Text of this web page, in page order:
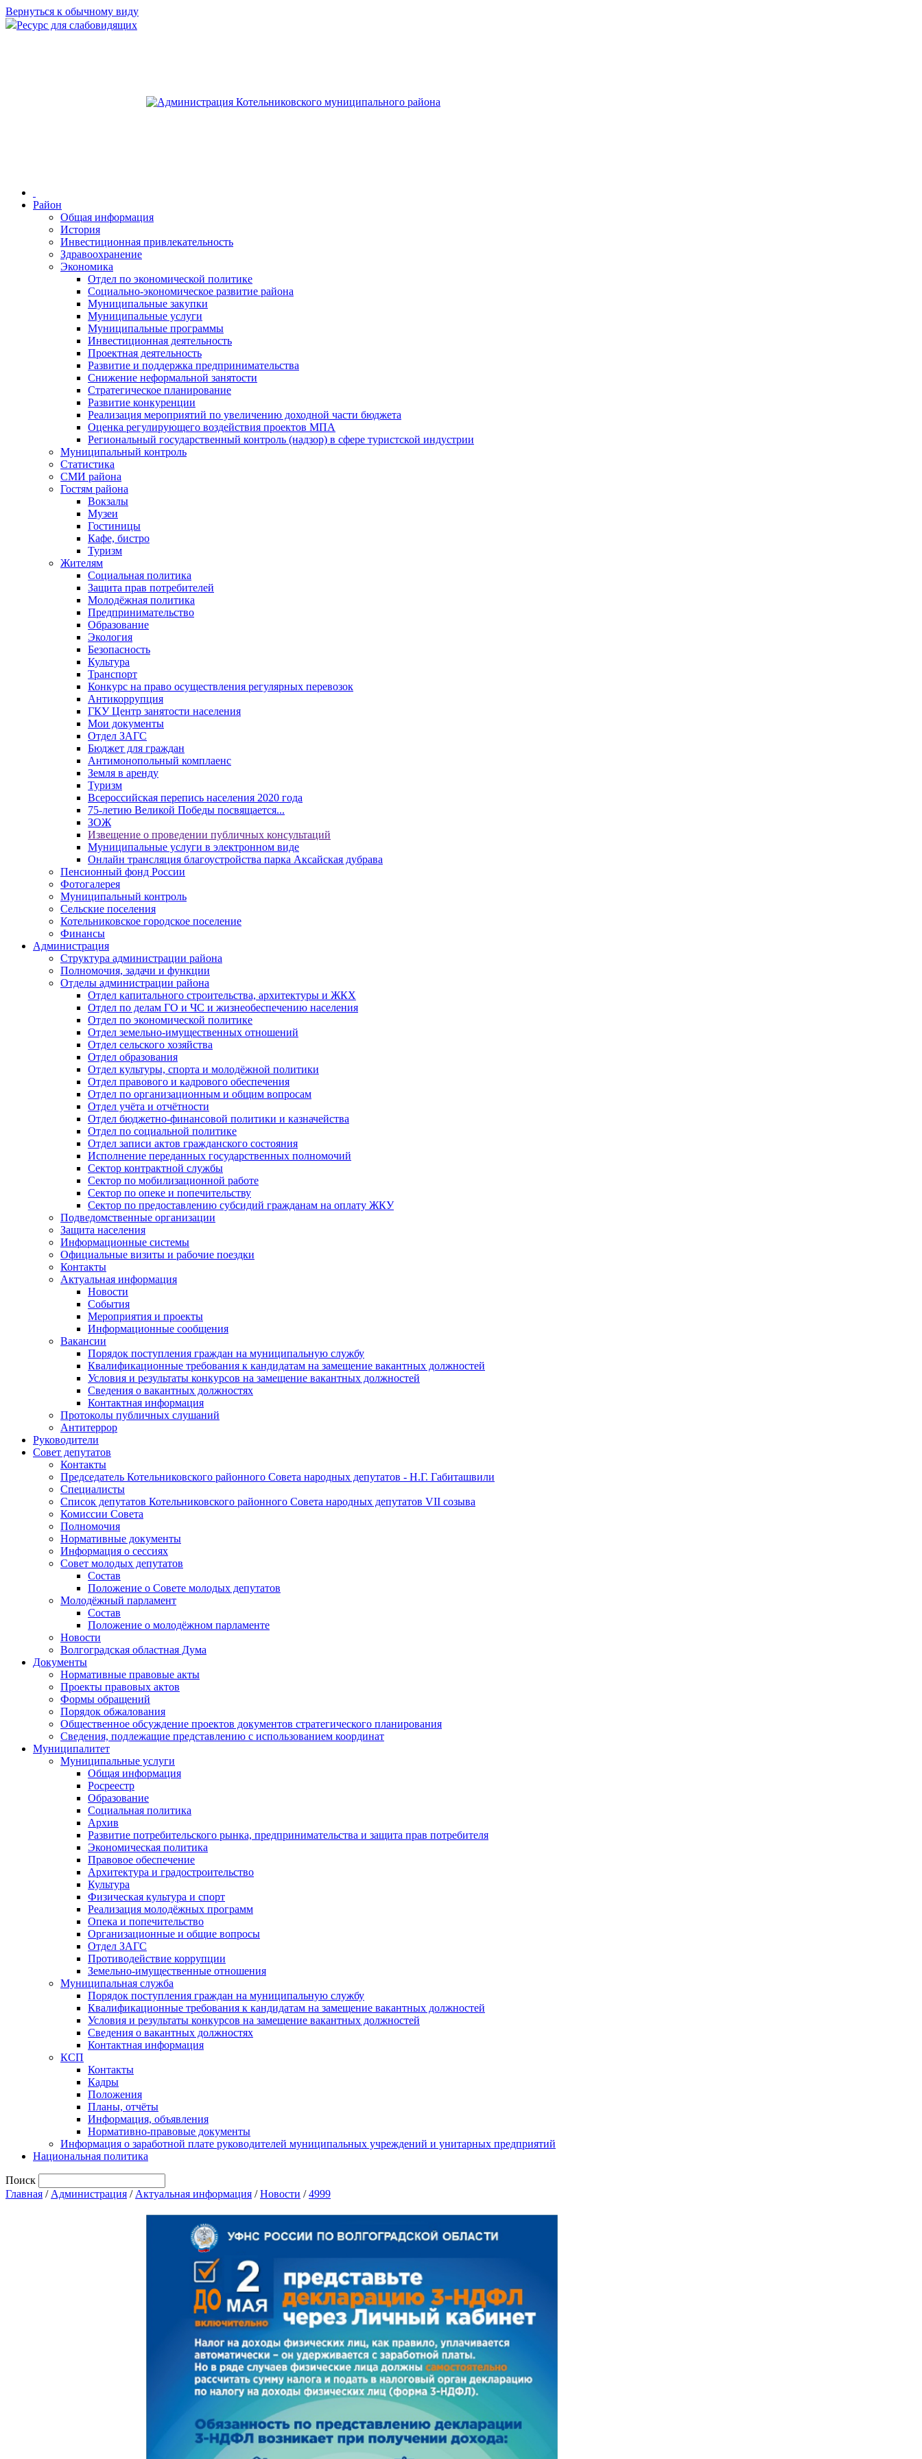
Вернуться к обычному виду
Ресурс для слабовидящих
Район
Общая информация
История
Инвестиционная привлекательность
Здравоохранение
Экономика
Отдел по экономической политике
Социально-экономическое развитие района
Муниципальные закупки
Муниципальные услуги
Муниципальные программы
Инвестиционная деятельность
Проектная деятельность
Развитие и поддержка предпринимательства
Снижение неформальной занятости
Стратегическое планирование
Развитие конкуренции
Реализация мероприятий по увеличению доходной части бюджета
Оценка регулирующего воздействия проектов МПА
Региональный государственный контроль (надзор) в сфере туристской индустрии
Муниципальный контроль
Статистика
СМИ района
Гостям района
Вокзалы
Музеи
Гостиницы
Кафе, бистро
Туризм
Жителям
Социальная политика
Защита прав потребителей
Молодёжная политика
Предпринимательство
Образование
Экология
Безопасность
Культура
Транспорт
Конкурс на право осуществления регулярных перевозок
Антикоррупция
ГКУ Центр занятости населения
Мои документы
Отдел ЗАГС
Бюджет для граждан
Антимонопольный комплаенс
Земля в аренду
Туризм
Всероссийская перепись населения 2020 года
75-летию Великой Победы посвящается...
ЗОЖ
Извещение о проведении публичных консультаций
Муниципальные услуги в электронном виде
Онлайн трансляция благоустройства парка Аксайская дубрава
Пенсионный фонд России
Фотогалерея
Муниципальный контроль
Сельские поселения
Котельниковское городское поселение
Финансы
Администрация
Структура администрации района
Полномочия, задачи и функции
Отделы администрации района
Отдел капитального строительства, архитектуры и ЖКХ
Отдел по делам ГО и ЧС и жизнеобеспечению населения
Отдел по экономической политике
Отдел земельно-имущественных отношений
Отдел сельского хозяйства
Отдел образования
Отдел культуры, спорта и молодёжной политики
Отдел правового и кадрового обеспечения
Отдел по организационным и общим вопросам
Отдел учёта и отчётности
Отдел бюджетно-финансовой политики и казначейства
Отдел по социальной политике
Отдел записи актов гражданского состояния
Исполнение переданных государственных полномочий
Сектор контрактной службы
Сектор по мобилизационной работе
Сектор по опеке и попечительству
Сектор по предоставлению субсидий гражданам на оплату ЖКУ
Подведомственные организации
Защита населения
Информационные системы
Официальные визиты и рабочие поездки
Контакты
Актуальная информация
Новости
События
Мероприятия и проекты
Информационные сообщения
Вакансии
Порядок поступления граждан на муниципальную службу
Квалификационные требования к кандидатам на замещение вакантных должностей
Условия и результаты конкурсов на замещение вакантных должностей
Сведения о вакантных должностях
Контактная информация
Протоколы публичных слушаний
Антитеррор
Руководители
Совет депутатов
Контакты
Председатель Котельниковского районного Совета народных депутатов - Н.Г. Габиташвили
Специалисты
Список депутатов Котельниковского районного Совета народных депутатов VII созыва
Комиссии Совета
Полномочия
Нормативные документы
Информация о сессиях
Совет молодых депутатов
Состав
Положение о Совете молодых депутатов
Молодёжный парламент
Состав
Положение о молодёжном парламенте
Новости
Волгоградская областная Дума
Документы
Нормативные правовые акты
Проекты правовых актов
Формы обращений
Порядок обжалования
Общественное обсуждение проектов документов стратегического планирования
Сведения, подлежащие представлению с использованием координат
Муниципалитет
Муниципальные услуги
Общая информация
Росреестр
Образование
Социальная политика
Архив
Развитие потребительского рынка, предпринимательства и защита прав потребителя
Экономическая политика
Правовое обеспечение
Архитектура и градостроительство
Культура
Физическая культура и спорт
Реализация молодёжных программ
Опека и попечительство
Организационные и общие вопросы
Отдел ЗАГС
Противодействие коррупции
Земельно-имущественные отношения
Муниципальная служба
Порядок поступления граждан на муниципальную службу
Квалификационные требования к кандидатам на замещение вакантных должностей
Условия и результаты конкурсов на замещение вакантных должностей
Сведения о вакантных должностях
Контактная информация
КСП
Контакты
Кадры
Положения
Планы, отчёты
Информация, объявления
Нормативно-правовые документы
Информация о заработной плате руководителей муниципальных учреждений и унитарных предприятий
Национальная политика
Поиск
Главная / Администрация / Актуальная информация /Новости /4999